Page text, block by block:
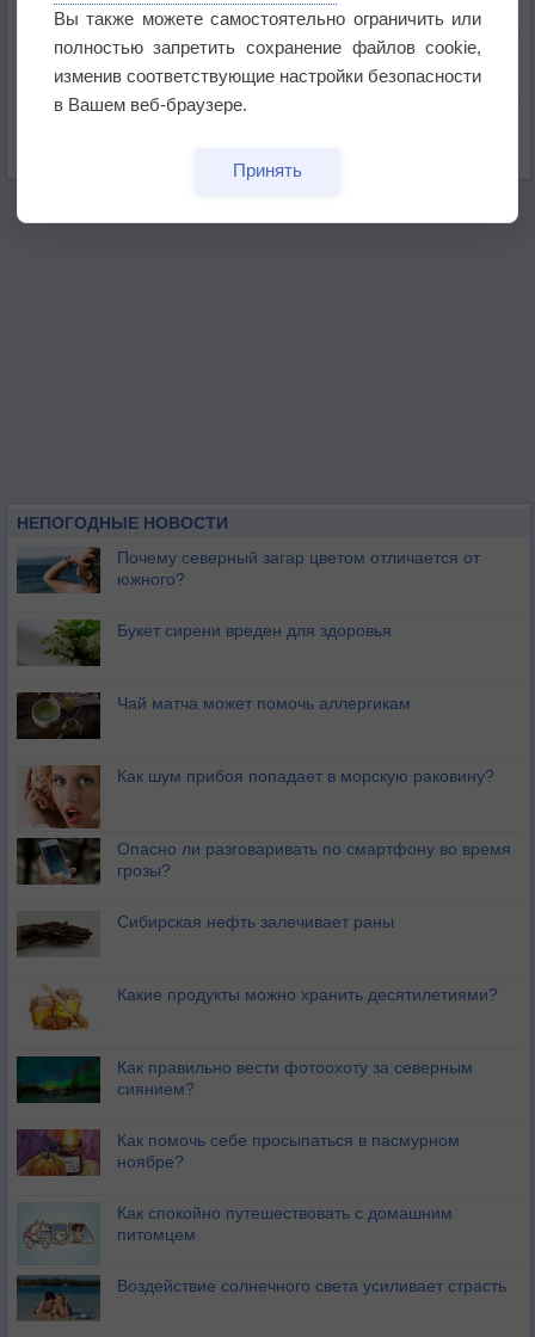
Погода в Москве 6 августа
Июль в России стал самым тёплым за всю
НЕПОГОДНЫЕ НОВОСТИ
Почему северный загар цветом отличается от
южного?
Букет сирени вреден для здоровья
Чай матча может помочь аллергикам
Как шум прибоя попадает в морскую раковину?
Опасно ли разговаривать по смартфону во время
грозы?
Сибирская нефть залечивает раны
Какие продукты можно хранить десятилетиями?
Как правильно вести фотоохоту за северным
сиянием?
Как помочь себе просыпаться в пасмурном
ноябре?
Как спокойно путешествовать с домашним
питомцем
Воздействие солнечного света усиливает страсть
Вы также можете самостоятельно ограничить или
полностью запретить сохранение файлов cookie,
изменив соответствующие настройки безопасности
в Вашем веб-браузере.
Принять